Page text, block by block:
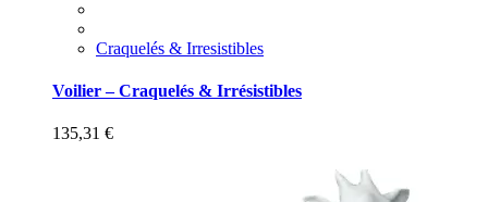
Craquelés & Irresistibles
Voilier – Craquelés & Irrésistibles
135,31 €